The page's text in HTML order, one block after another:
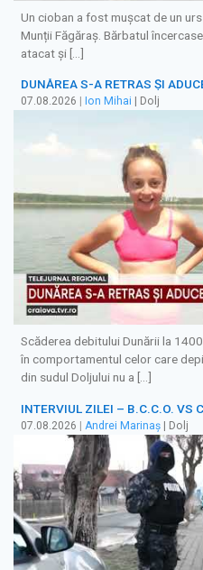
Un cioban a fost mușcat de un
Munții Făgăraș. Bărbatul
atacat și […]
DUNĂREA S-A RETRAS ŞI
07.08.2026 Ion Mihai | Dolj
Scăderea debitului Dunării la
în comportamentul celor care
din sudul Doljului nu a […]
INTERVIUL ZILEI – B.C.C.O. VS
07.08.2026 | Andrei Marinaș | Dolj